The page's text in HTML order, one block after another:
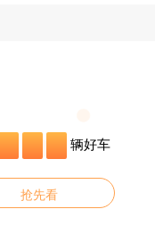
辆好车
抢先看